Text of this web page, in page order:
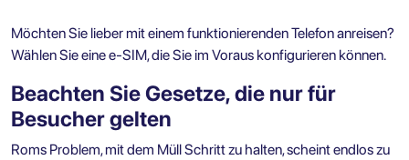
Möchten Sie lieber mit einem funktionierenden Telefon anreisen?
Wählen Sie eine e-SIM, die Sie im Voraus konfigurieren können.
Beachten Sie Gesetze, die nur für
Besucher gelten
Roms Problem, mit dem Müll Schritt zu halten, scheint endlos zu